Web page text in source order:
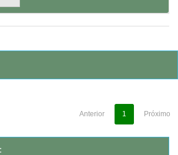
Anterior 1 Próximo